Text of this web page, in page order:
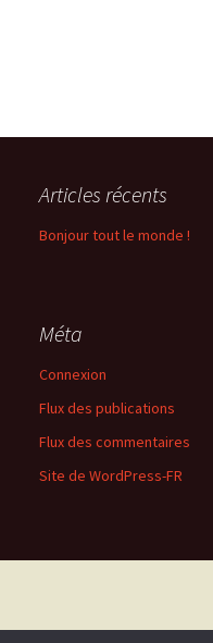
Articles récents
Bonjour tout le monde !
Méta
Connexion
Flux des publications
Flux des commentaires
Site de WordPress-FR